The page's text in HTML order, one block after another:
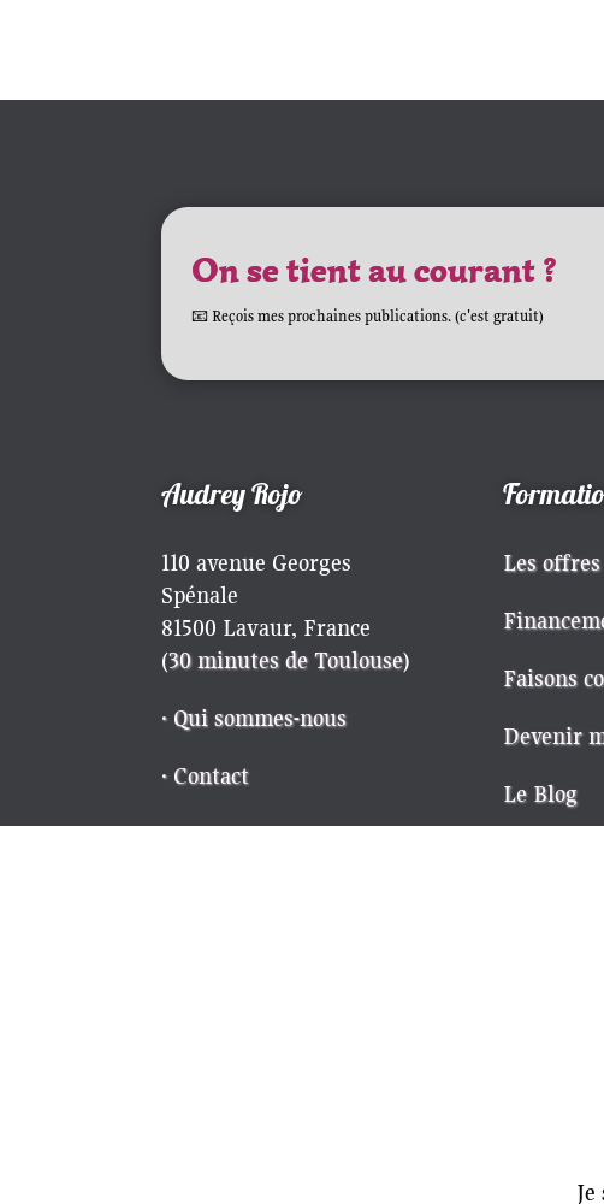
On se tient au courant ?
📧 Reçois mes prochaines publications. (c'est gratuit)
Audrey Rojo
110 avenue Georges
Spénale
81500 Lavaur, France
(30 minutes de Toulouse)
· Qui sommes-nous
· Contact
Les offres
Faisons
Devenir
Le Blog